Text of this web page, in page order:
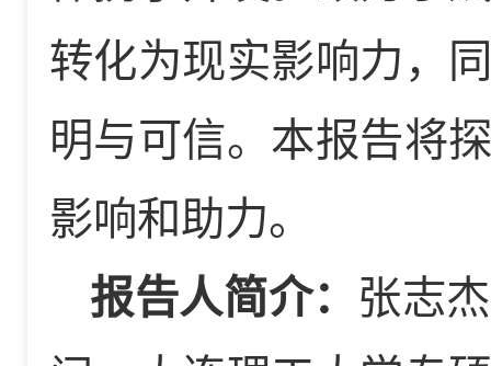
转化为现实影响力，
明与可信。本报告将
影响和助力。
报告人简介： 张志